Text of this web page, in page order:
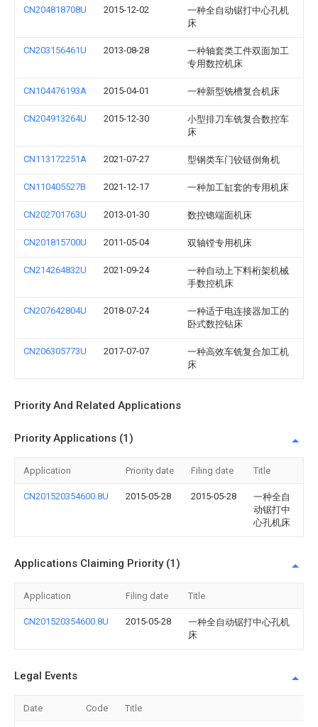
CN204818708U 2015-12-02
一种全自动锯打中心孔机
床
CN203156461U 2013-08-28
一种轴套类工件双面加工
专用数控机床
CN104476193A 2015-04-01 一种新型铣槽复合机床
CN204913264U 2015-12-30
小型排刀车铣复合数控车
床
CN113172251A 2021-07-27 型钢类车门铰链倒角机
CN110405527B 2021-12-17 一种加工缸套的专用机床
CN202701763U 2013-01-30 数控锪端面机床
CN201815700U 2011-05-04 双轴镗专用机床
CN214264832U 2021-09-24
一种自动上下料桁架机械
手数控机床
CN207642804U 2018-07-24
一种适于电连接器加工的
卧式数控钻床
CN206305773U 2017-07-07
一种高效车铣复合加工机
床
Priority And Related Applications
Priority Applications (1)
Application Priority date Filing date Title
CN201520354600.8U 2015-05-28 2015-05-28
一种全自
动锯打中
心孔机床
Applications Claiming Priority (1)
Application Filing date Title
CN201520354600.8U 2015-05-28
一种全自动锯打中心孔机
床
Legal Events
Date Code Title